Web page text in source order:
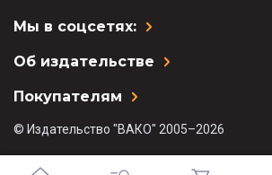
Мы в соцсетях:
Об издательстве
Покупателям
© Издательство "ВАКО" 2005–2026